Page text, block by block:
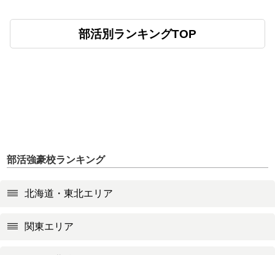
部活別ランキングTOP
部活強豪校ランキング
北海道・東北エリア
関東エリア